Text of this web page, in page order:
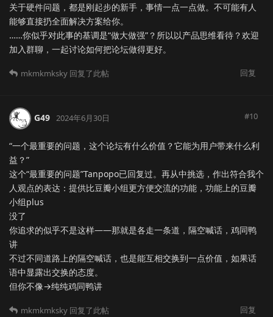
关于硬件问题，都是刚起步的新手，事情一点一点做。不可能有人
能够直接扔全面解决方案给你。
……你似乎对此事的基调是“做大做强”？所以以产品思维看待？欢迎
加入群聊，一起讨论如何把论坛做得更好。
回复
mkmkmksky 回复了此帖
G49 2024年6月30日 #10
“一个最重要的问题，这个论坛有什么价值？它能为用户带来什么利
益？”
这个“最重要的问题”Tanpopo已回复过。再从中挑选，作出符合我个
人观点的表达：提供比豆瓣小组更方便交流的功能，功能上的豆瓣
小组plus
没了
你追求的似乎不是这样——那就是各走一条道，隔空喊话，鸡同鸭
讲
不过不同道路上的隔空喊话，也是能互相交换到一点价值，如果话
语中显露出交换的态度。
但你不像→纯纯鸡同鸭讲
回复
mkmkmksky 回复了此帖